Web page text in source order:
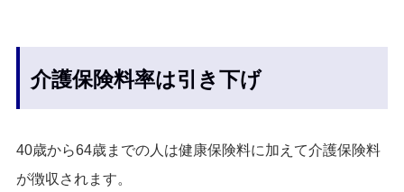
介護保険料率は引き下げ
40歳から64歳までの人は健康保険料に加えて介護保険料
が徴収されます。